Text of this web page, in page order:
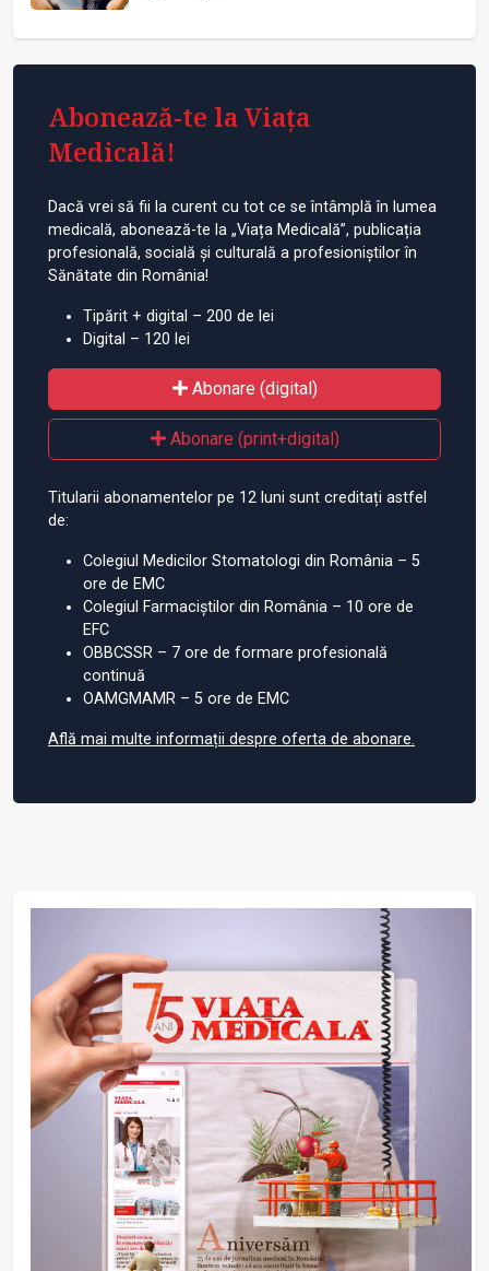
Abonează-te la Viața
Medicală!
Dacă vrei să fii la curent cu tot ce se întâmplă în lumea
medicală, abonează-te la „Viața Medicală”, publicația
profesională, socială și culturală a profesioniștilor în
Sănătate din România!
Tipărit + digital – 200 de lei
Digital – 120 lei
Abonare (digital)
Abonare (print+digital)
Titularii abonamentelor pe 12 luni sunt creditați astfel
de:
Colegiul Medicilor Stomatologi din România – 5
ore de EMC
Colegiul Farmaciștilor din România – 10 ore de
EFC
OBBCSSR – 7 ore de formare profesională
continuă
OAMGMAMR – 5 ore de EMC
Află mai multe informații despre oferta de abonare.